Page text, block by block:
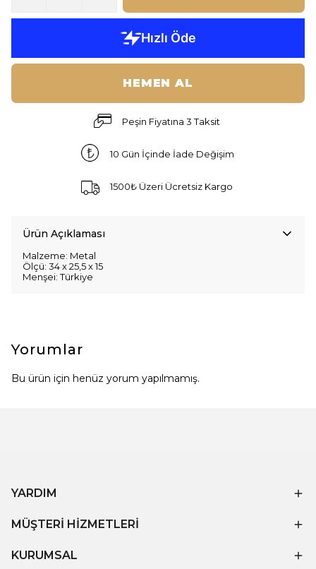
HEMEN AL
Peşin Fiyatına 3 Taksit
10 Gün İçinde İade Değişim
1500₺ Üzeri Ücretsiz Kargo
Ürün Açıklaması
Malzeme: Metal
Ölçü: 34 x 25,5 x 15
Menşei: Türkiye
Yorumlar
Bu ürün için henüz yorum yapılmamış.
YARDIM
MÜŞTERİ HİZMETLERİ
KURUMSAL